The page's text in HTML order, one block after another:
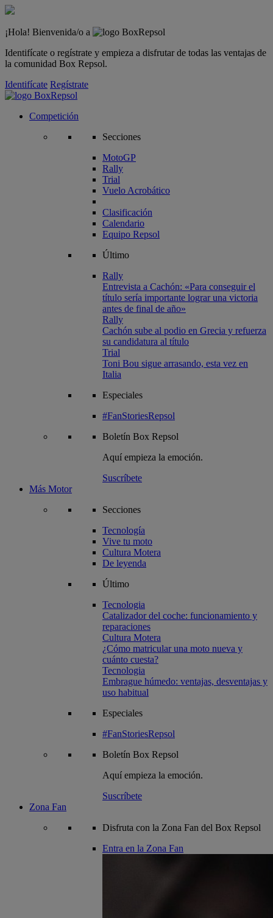
¡Hola! Bienvenida/o a
Identifícate o regístrate y empieza a disfrutar de todas las ventajas de
la comunidad Box Repsol.
Identifícate Regístrate
Competición
Secciones
MotoGP
Rally
Trial
Vuelo Acrobático
Clasificación
Calendario
Equipo Repsol
Último
Rally
Entrevista a Cachón: «Para conseguir el
título sería importante lograr una victoria
antes de final de año»
Rally
Cachón sube al podio en Grecia y refuerza
su candidatura al título
Trial
Toni Bou sigue arrasando, esta vez en
Italia
Especiales
#FanStoriesRepsol
Boletín Box Repsol
Aquí empieza la emoción.
Suscríbete
Más Motor
Secciones
Tecnología
Vive tu moto
Cultura Motera
De leyenda
Último
Tecnologia
Catalizador del coche: funcionamiento y
reparaciones
Cultura Motera
¿Cómo matricular una moto nueva y
cuánto cuesta?
Tecnologia
Embrague húmedo: ventajas, desventajas y
uso habitual
Especiales
#FanStoriesRepsol
Boletín Box Repsol
Aquí empieza la emoción.
Suscríbete
Zona Fan
Disfruta con la Zona Fan del Box Repsol
Entra en la Zona Fan